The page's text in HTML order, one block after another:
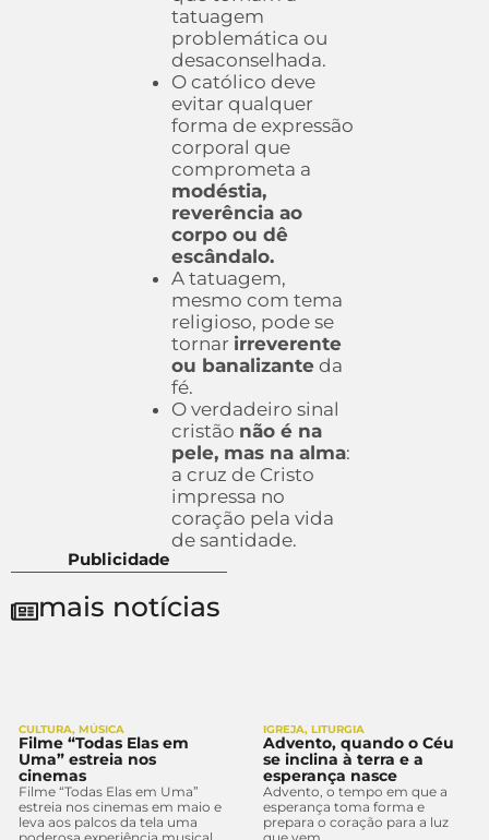
tatuagem
problemática ou
desaconselhada.
O católico deve
evitar qualquer
forma de expressão
corporal que
comprometa a
modéstia,
reverência ao
corpo ou dê
escândalo.
A tatuagem,
mesmo com tema
religioso, pode se
tornar irreverente
ou banalizanteda
fé.
O verdadeiro sinal
cristão não é na
pele, mas na alma:
a cruz de Cristo
impressa no
coração pela vida
de santidade.
Publicidade
mais notícias
CULTURA, MÚSICA
Filme “Todas Elas em
Uma” estreia nos
cinemas
Filme “Todas Elas em Uma”
estreia nos cinemas em maio e
leva aos palcos da tela uma
IGREJA, LITURGIA
Advento, quando o Céu
se inclina à terra e a
esperança nasce
Advento, o tempo em que a
esperança toma forma e
prepara o coração para a luz